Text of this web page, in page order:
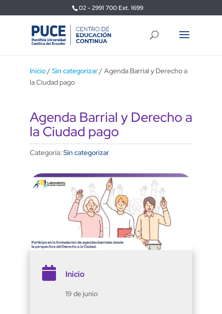
02 - 2991 700 Ext. 1699
Inicio/ Sin categorizar/ Agenda Barrial y Derecho a
la Ciudad pago
Agenda Barrial y Derecho a
la Ciudad pago
Categoría: Sin categorizar
 Inicio
19 de junio